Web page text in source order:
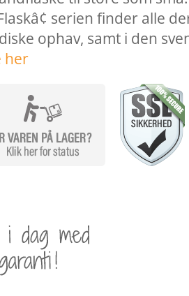
serien finder alle
ophav, samt i den
her